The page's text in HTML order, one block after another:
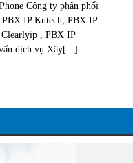
Công ty phân phối
IP Kntech, PBX IP
Clearlyip , PBX IP
dịch vụ Xây[...]